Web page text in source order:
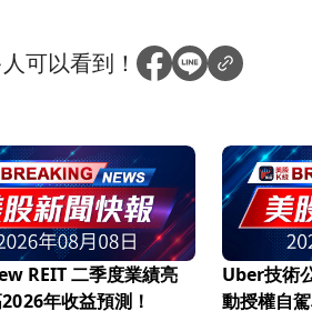
可以看到！
REIT 二季度業績亮
年收益預測！
Uber技術
動授權自